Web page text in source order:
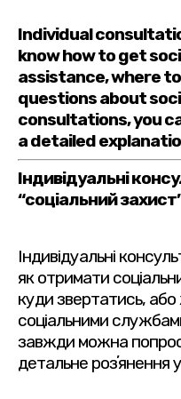
Individual
know how to get
assistance, where
questions about
consultations, you
a detailed
Індивідуальні
“соціальний
Індивідуальні
як отримати
куди звертатись,
соціальними
завжди можна
детальне розʼянення